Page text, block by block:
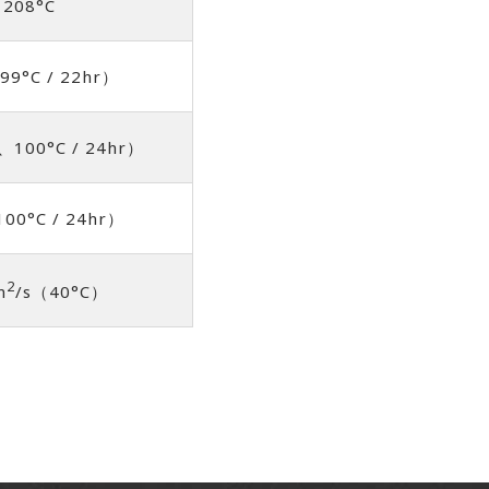
208°C
/ 22hr）
100°C / 24hr）
/ 24hr）
2/s（40°C）